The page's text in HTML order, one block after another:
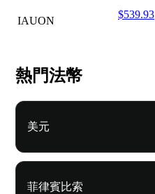
IAUON
$539.93
熱門法幣
美元
菲律賓比索